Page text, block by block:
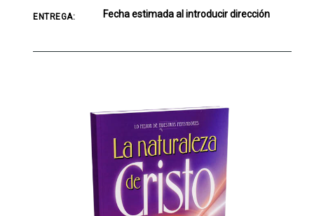
ENTREGA: Fecha estimada al introducir dirección